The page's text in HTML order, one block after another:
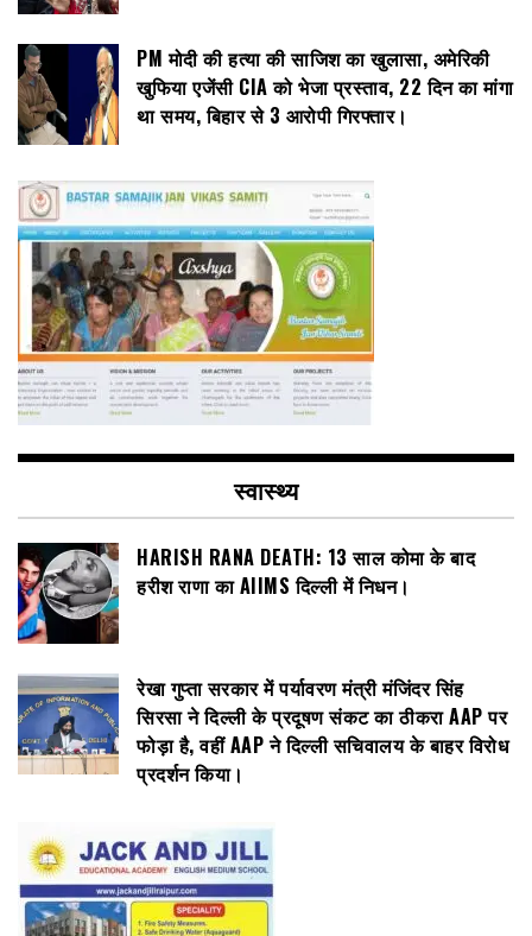
PM मोदी की हत्या की साजिश का खुलासा, अमेरिकी
खुफिया एजेंसी CIA को भेजा प्रस्ताव, 22 दिन का मांगा
था समय, बिहार से 3 आरोपी गिरफ्तार।
स्वास्थ्य
HARISH RANA DEATH: 13 साल कोमा के बाद
हरीश राणा का AIIMS दिल्ली में निधन।
रेखा गुप्ता सरकार में पर्यावरण मंत्री मंजिंदर सिंह
सिरसा ने दिल्ली के प्रदूषण संकट का ठीकरा AAP पर
फोड़ा है, वहीं AAP ने दिल्ली सचिवालय के बाहर विरोध
प्रदर्शन किया।